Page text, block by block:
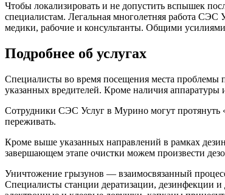
Чтобы локализировать и не допустить вспышек
специалистам. Легальная многолетняя работа СЭС
медики, рабочие и консультанты. Общими
Подробнее об услугах
Специалисты во время посещения места проблемы
указанных вредителей. Кроме наличия
Сотрудники СЭС Услуг в Мурино могут протянуть
переживать.
Кроме выше указанных направлений в рамках
завершающем этапе очистки можем произвести
Уничтожение грызунов — взаимосвязанный
Специалисты станции дератизации, дезинфекции